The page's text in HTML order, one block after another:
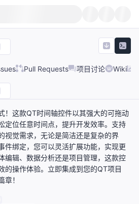
Pull Requests 项目讨论 Wiki
！这款QT时间轴控件以其强大的可拖动
定位任意时间点，提升开发效率。支持
视觉需求，无论是简洁还是复杂的界
件绑定，您可以灵活扩展功能，实现更
编辑、数据分析还是项目管理，这款控
的操作体验。立即集成到您的QT项目
！